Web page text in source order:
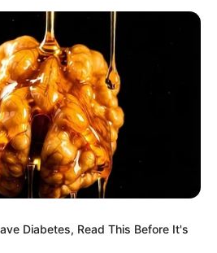
Diabetes, Read This Before It's